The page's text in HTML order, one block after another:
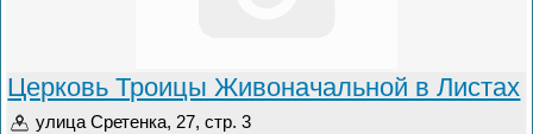
Церковь Троицы Живоначальной в Листах
улица Сретенка, 27, стр. 3